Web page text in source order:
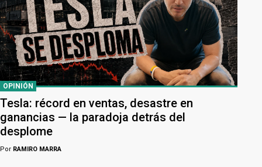
OPINIÓN
Tesla: récord en ventas, desastre en
ganancias — la paradoja detrás del
desplome
Por RAMIRO MARRA